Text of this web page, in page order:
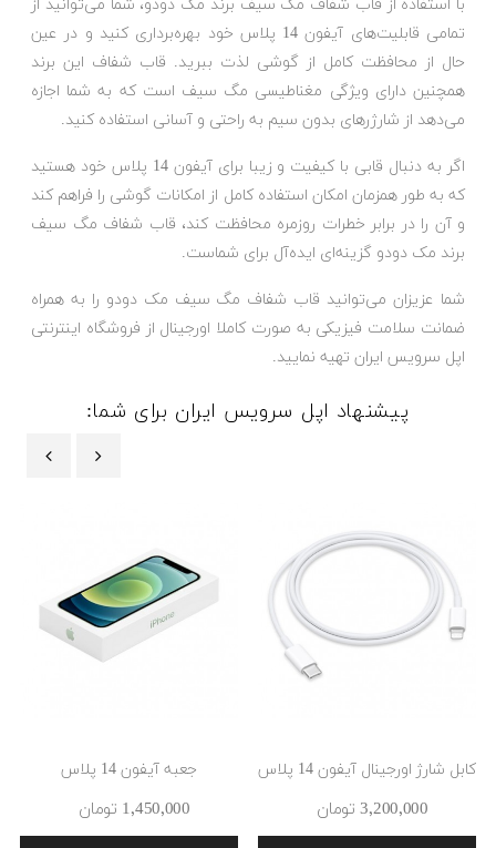
با استفاده از قاب شفاف مگ سیف برند مک دودو، شما می‌توانید از
تمامی قابلیت‌های آیفون 14 پلاس خود بهره‌برداری کنید و در عین
حال از محافظت کامل از گوشی لذت ببرید. قاب شفاف این برند
همچنین دارای ویژگی مغناطیسی مگ سیف است که به شما اجازه
می‌دهد از شارژرهای بدون سیم به راحتی و آسانی استفاده کنید.
اگر به دنبال قابی با کیفیت و زیبا برای آیفون 14 پلاس خود هستید
که به طور همزمان امکان استفاده کامل از امکانات گوشی را فراهم کند
و آن را در برابر خطرات روزمره محافظت کند، قاب شفاف مگ سیف
برند مک دودو گزینه‌ای ایده‌آل برای شماست.
شما عزیزان می‌توانید قاب شفاف مگ سیف مک دودو را به همراه
ضمانت سلامت فیزیکی به صورت کاملا اورجینال از فروشگاه اینترنتی
اپل سرویس ایران تهیه نمایید.
پیشنهاد اپل سرویس ایران برای شما:
کابل شارژ اورجینال آیفون 14 پلاس
3٬200٬000 ‎تومان
جعبه آیفون 14 پلاس
1٬450٬000 ‎تومان